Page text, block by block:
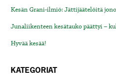
Kesän Grani-ilmiö: Jättijäätelöitä
Junaliikenteen kesätauko päättyi –
Hyvää kesää!
KATEGORIAT